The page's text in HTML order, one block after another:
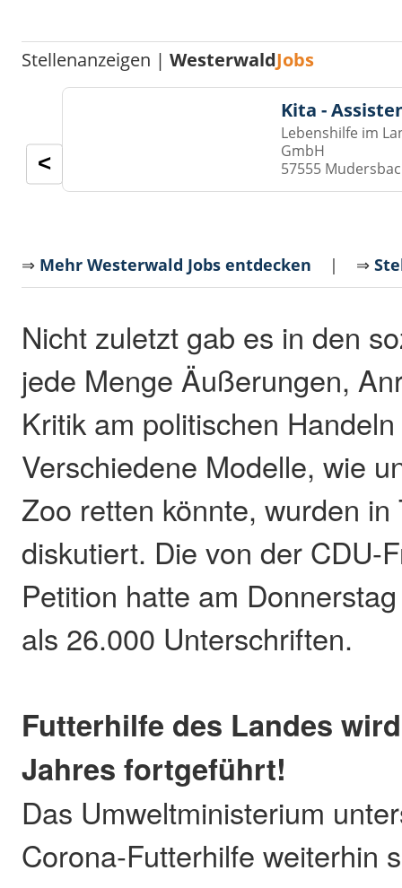
Stellenanzeigen |WesterwaldJobs
Kita -
Lebenshilfe im
GmbH
57555
<
⇒ Mehr Westerwald Jobs entdecken | ⇒
Nicht zuletzt gab es in den
jede Menge Äußerungen,
Kritik am politischen
Verschiedene Modelle, wie
Zoo retten könnte, wurden in
diskutiert. Die von der CDU-
Petition hatte am
als 26.000 Unterschriften.
Futterhilfe des Landes
Jahres fortgeführt!
Das Umweltministerium
Corona-Futterhilfe weiterhin